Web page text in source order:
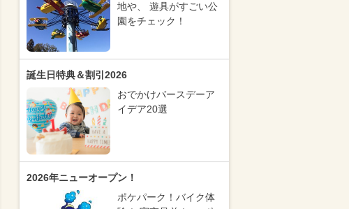
地や、 遊具がすごい公
園をチェック！
誕生日特典＆割引2026
おでかけバースデーア
イデア20選
2026年ニューオープン！
ポケパーク！バイク体